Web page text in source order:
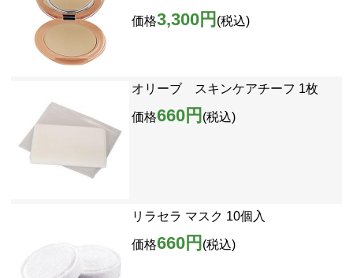
価格3,300円 (税込)
オリーブ スキンケアチーフ 1枚
価格660円 (税込)
リラセラ マスク 10個入
価格660円 (税込)